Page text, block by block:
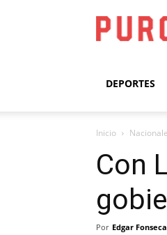
DEPORTES
Inicio
Con
Por Edgar Fonseca